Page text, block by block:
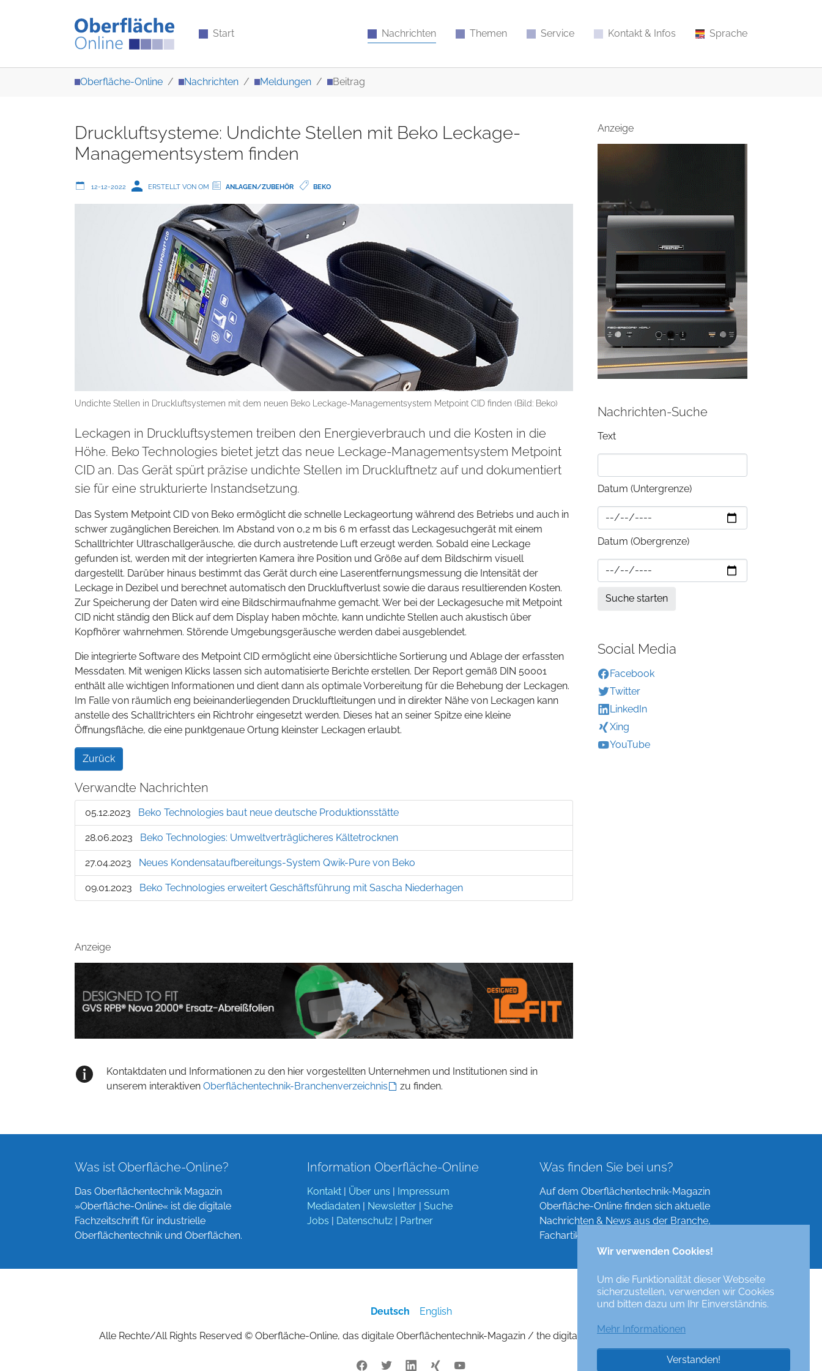
Wir verwenden Cookies!
Um die Funktionalität dieser Webseite
sicherzustellen, verwenden wir Cookies
und bitten dazu um Ihr Einverständnis.
Mehr Informationen
Verstanden!
Start Nachrichten Themen Service Kontakt & Infos Sprache
Oberfläche-Online Nachrichten Meldungen Beitrag
Druckluftsysteme: Undichte Stellen mit Beko Leckage-
Managementsystem finden
12-12-2022 ERSTELLT VON OM ANLAGEN/ZUBEHÖR BEKO
Undichte Stellen in Druckluftsystemen mit dem neuen Beko Leckage-Managementsystem Metpoint CID finden (Bild: Beko)
Leckagen in Druckluftsystemen treiben den Energieverbrauch und die Kosten in die
Höhe. Beko Technologies bietet jetzt das neue Leckage-Managementsystem Metpoint
CID an. Das Gerät spürt präzise undichte Stellen im Druckluftnetz auf und dokumentiert
sie für eine strukturierte Instandsetzung.
Das System Metpoint CID von Beko ermöglicht die schnelle Leckageortung während des Betriebs und auch in
schwer zugänglichen Bereichen. Im Abstand von 0,2 m bis 6 m erfasst das Leckagesuchgerät mit einem
Schalltrichter Ultraschallgeräusche, die durch austretende Luft erzeugt werden. Sobald eine Leckage
gefunden ist, werden mit der integrierten Kamera ihre Position und Größe auf dem Bildschirm visuell
dargestellt. Darüber hinaus bestimmt das Gerät durch eine Laserentfernungsmessung die Intensität der
Leckage in Dezibel und berechnet automatisch den Druckluftverlust sowie die daraus resultierenden Kosten.
Zur Speicherung der Daten wird eine Bildschirmaufnahme gemacht. Wer bei der Leckagesuche mit Metpoint
CID nicht ständig den Blick auf dem Display haben möchte, kann undichte Stellen auch akustisch über
Kopfhörer wahrnehmen. Störende Umgebungsgeräusche werden dabei ausgeblendet.
Die integrierte Software des Metpoint CID ermöglicht eine übersichtliche Sortierung und Ablage der erfassten
Messdaten. Mit wenigen Klicks lassen sich automatisierte Berichte erstellen. Der Report gemäß DIN 50001
enthält alle wichtigen Informationen und dient dann als optimale Vorbereitung für die Behebung der Leckagen.
Im Falle von räumlich eng beieinanderliegenden Druckluftleitungen und in direkter Nähe von Leckagen kann
anstelle des Schalltrichters ein Richtrohr eingesetzt werden. Dieses hat an seiner Spitze eine kleine
Öffnungsfläche, die eine punktgenaue Ortung kleinster Leckagen erlaubt.
Zurück
Verwandte Nachrichten
05.12.2023 Beko Technologies baut neue deutsche Produktionsstätte
28.06.2023 Beko Technologies: Umweltverträglicheres Kältetrocknen
27.04.2023 Neues Kondensataufbereitungs-System Qwik-Pure von Beko
09.01.2023 Beko Technologies erweitert Geschäftsführung mit Sascha Niederhagen
Anzeige
Kontaktdaten und Informationen zu den hier vorgestellten Unternehmen und Institutionen sind in
unserem interaktiven Oberflächentechnik-Branchenverzeichnis zu finden.
Anzeige
Nachrichten-Suche
Text
Datum (Untergrenze)
Datum (Obergrenze)
Social Media
Facebook
Twitter
LinkedIn
Xing
YouTube
Was ist Oberfläche-Online?
Das Oberflächentechnik Magazin
»Oberfläche-Online« ist die digitale
Fachzeitschrift für industrielle
Oberflächentechnik und Oberflächen.
Information Oberfläche-Online
Kontakt Über uns
Impressum
Mediadaten
Newsletter
Suche
Jobs
Datenschutz Partner
Was finden Sie bei uns?
Auf dem Oberflächentechnik-Magazin
Oberfläche-Online finden sich aktuelle
Nachrichten & News aus der Branche,
Fachartikel, Verzeichnisse und mehr!
Deutsch English
Alle Rechte/All Rights Reserved © Oberfläche-Online, das digitale Oberflächentechnik-Magazin / the digital surface technologies magazine